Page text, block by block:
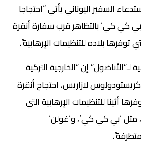
السفير اليوناني يأتي “احتجاجا
كي كي‘ بالتظاهر قرب سفارة أنقرة
توفرها بلاده للتنظيمات الإرهابية”.
إن “الخارجية التركية
لازاريس، احتجاج أنقرة
أثينا للتنظيمات الإرهابية التي
مثل ‘بي كي كي‘، و‘غولن‘